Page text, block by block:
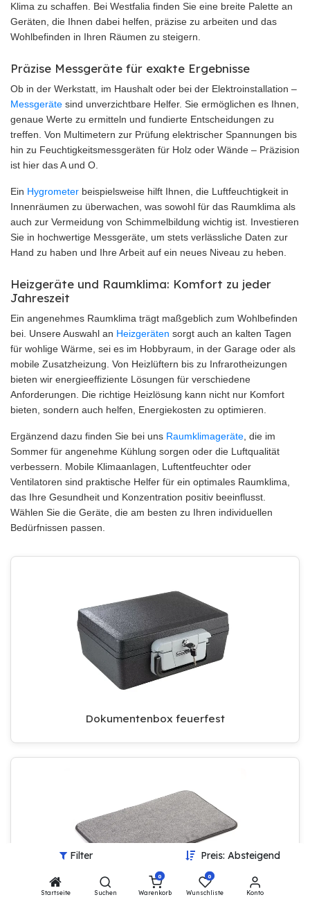
Filter Preis: Absteigend
Startseite Suchen
0
Warenkorb
0
Wunschliste Konto
Klima zu schaffen. Bei Westfalia finden Sie eine breite Palette an
Geräten, die Ihnen dabei helfen, präzise zu arbeiten und das
Wohlbefinden in Ihren Räumen zu steigern.
Präzise Messgeräte für exakte Ergebnisse
Ob in der Werkstatt, im Haushalt oder bei der Elektroinstallation –
Messgeräte sind unverzichtbare Helfer. Sie ermöglichen es Ihnen,
genaue Werte zu ermitteln und fundierte Entscheidungen zu
treffen. Von Multimetern zur Prüfung elektrischer Spannungen bis
hin zu Feuchtigkeitsmessgeräten für Holz oder Wände – Präzision
ist hier das A und O.
Ein Hygrometer beispielsweise hilft Ihnen, die Luftfeuchtigkeit in
Innenräumen zu überwachen, was sowohl für das Raumklima als
auch zur Vermeidung von Schimmelbildung wichtig ist. Investieren
Sie in hochwertige Messgeräte, um stets verlässliche Daten zur
Hand zu haben und Ihre Arbeit auf ein neues Niveau zu heben.
Heizgeräte und Raumklima: Komfort zu jeder
Jahreszeit
Ein angenehmes Raumklima trägt maßgeblich zum Wohlbefinden
bei. Unsere Auswahl an Heizgeräten sorgt auch an kalten Tagen
für wohlige Wärme, sei es im Hobbyraum, in der Garage oder als
mobile Zusatzheizung. Von Heizlüftern bis zu Infrarotheizungen
bieten wir energieeffiziente Lösungen für verschiedene
Anforderungen. Die richtige Heizlösung kann nicht nur Komfort
bieten, sondern auch helfen, Energiekosten zu optimieren.
Ergänzend dazu finden Sie bei uns Raumklimageräte , die im
Sommer für angenehme Kühlung sorgen oder die Luftqualität
verbessern. Mobile Klimaanlagen, Luftentfeuchter oder
Ventilatoren sind praktische Helfer für ein optimales Raumklima,
das Ihre Gesundheit und Konzentration positiv beeinflusst.
Wählen Sie die Geräte, die am besten zu Ihren individuellen
Bedürfnissen passen.
Dokumentenbox feuerfest